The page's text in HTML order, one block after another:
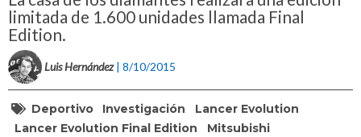
limitada de 1.600 unidades llamada Final
Edition.
Luis Hernández | 8/10/2015
Deportivo Investigación
Lancer Evolution
Lancer Evolution Final Edition
Mitsubishi